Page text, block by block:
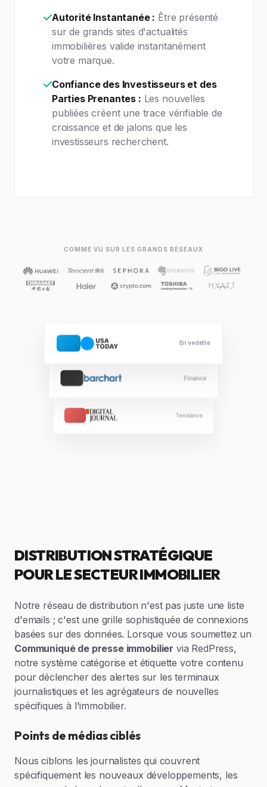
Autorité Instantanée : Être présenté
sur de grands sites d'actualités
immobilières valide instantanément
votre marque.
Confiance des Investisseurs et des
Parties Prenantes : Les nouvelles
publiées créent une trace vérifiable de
croissance et de jalons que les
investisseurs recherchent.
COMME VU SUR LES GRANDS RÉSEAUX
En vedette
Finance
Tendance
DISTRIBUTION STRATÉGIQUE
POUR LE SECTEUR IMMOBILIER
Notre réseau de distribution n'est pas juste une liste
d'emails ; c'est une grille sophistiquée de connexions
basées sur des données. Lorsque vous soumettez un
Communiqué de presse immobilier via RedPress,
notre système catégorise et étiquette votre contenu
pour déclencher des alertes sur les terminaux
journalistiques et les agrégateurs de nouvelles
spécifiques à l'immobilier.
Points de médias ciblés
Nous ciblons les journalistes qui couvrent
spécifiquement les nouveaux développements, les